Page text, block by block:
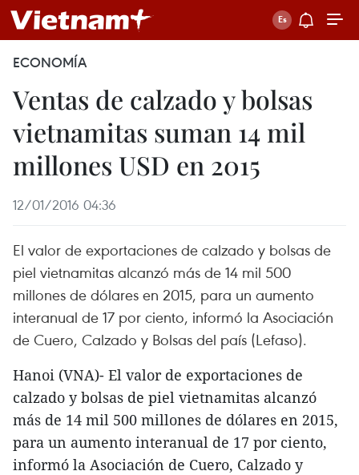
ECONOMÍA
Ventas de calzado y bolsas
vietnamitas suman 14 mil
millones USD en 2015
12/01/2016 04:36
El valor de exportaciones de calzado y bolsas de
piel vietnamitas alcanzó más de 14 mil 500
millones de dólares en 2015, para un aumento
interanual de 17 por ciento, informó la Asociación
de Cuero, Calzado y Bolsas del país (Lefaso).
Hanoi (VNA)- El valor de exportaciones de
calzado y bolsas de piel vietnamitas alcanzó
más de 14 mil 500 millones de dólares en 2015,
para un aumento interanual de 17 por ciento,
informó la Asociación de Cuero, Calzado y